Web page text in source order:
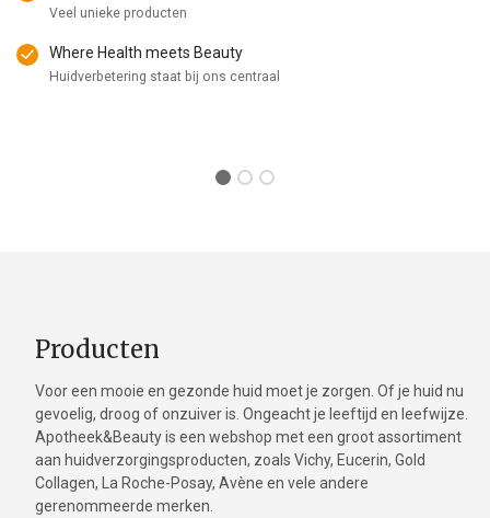
Veel unieke producten
Where Health meets Beauty
Huidverbetering staat bij ons centraal
Producten
Voor een mooie en gezonde huid moet je zorgen. Of je huid nu
gevoelig, droog of onzuiver is. Ongeacht je leeftijd en leefwijze.
Apotheek&Beauty is een webshop met een groot assortiment
aan huidverzorgingsproducten, zoals Vichy, Eucerin, Gold
Collagen, La Roche-Posay, Avène en vele andere
gerenommeerde merken.